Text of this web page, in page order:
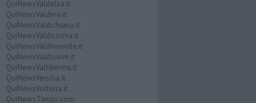
QuiNewsValdelsa.it
QuiNewsValdera.it
QuiNewsValdichiana.it
QuiNewsValdicornia.it
QuiNewsValdinievole.it
QuiNewsValdisieve.it
QuiNewsValtiberina.it
QuiNewsVersilia.it
QuiNewsVolterra.it
QuiNewsTango.com